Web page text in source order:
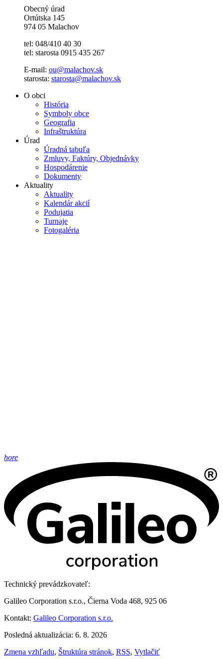
Obecný úrad
Ortútska 145
974 05 Malachov
tel: 048/410 40 30
tel: starosta 0915 435 267
E-mail: ou@malachov.sk
starosta: starosta@malachov.sk
O obci
História
Symboly obce
Geografia
Infraštruktúra
Úrad
Úradná tabuľa
Zmluvy, Faktúry, Objednávky
Hospodárenie
Dokumenty
Aktuality
Aktuality
Kalendár akcií
Podujatia
Turnaje
Fotogaléria
hore
Technický prevádzkovateľ:
Galileo Corporation s.r.o., Čierna Voda 468, 925 06
Kontakt: Galileo Corporation s.r.o.
Posledná aktualizácia: 6. 8. 2026
Zmena vzhľadu, Štruktúra stránok, RSS, Vytlačiť